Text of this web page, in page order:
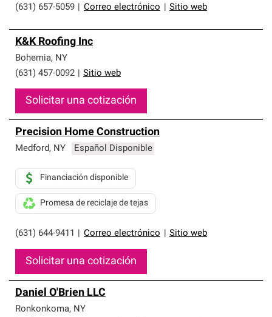
(631) 657-5059
Correo electrónico Sitio web
K&K Roofing Inc
Bohemia, NY
(631) 457-0092
Sitio web
Solicitar una cotización
Precision Home Construction
Medford, NY Español Disponible
(631) 644-9411 Correo electrónico Sitio web
Financiación disponible
Promesa de reciclaje de tejas
Solicitar una cotización
Daniel O'Brien LLC
Ronkonkoma, NY